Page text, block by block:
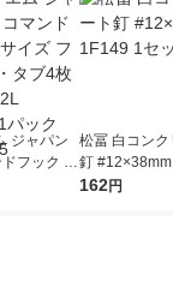
ジャパン
フック L
ク1個・タ
松冨 白コンク
釘
1セット
162円